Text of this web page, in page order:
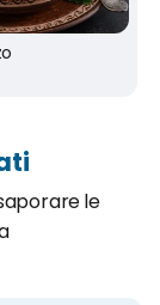
le